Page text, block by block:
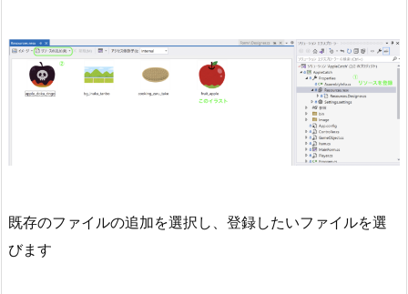
既存のファイルの追加を選択し、登録したいファイルを選
びます